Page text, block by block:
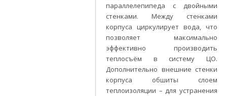
параллелепипеда с двойными
стенками. Между стенками
корпуса циркулирует вода, что
позволяет максимально
эффективно производить
теплосъём в систему ЦО.
Дополнительно внешние стенки
корпуса обшиты слоем
теплоизоляции – для устранения